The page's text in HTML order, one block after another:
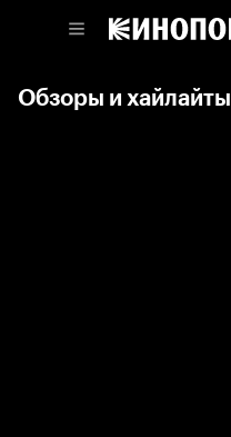
Обзоры и хайлайты